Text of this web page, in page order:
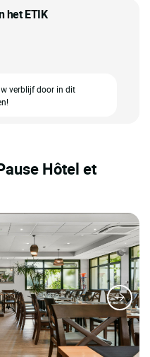
het ETIK
verblijf door in dit
Hôtel et